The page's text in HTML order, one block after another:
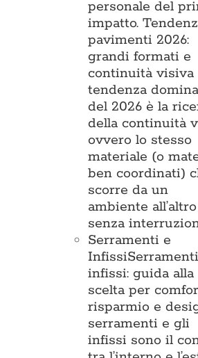
personale del
impatto.
pavimenti 2026:
grandi formati e
continuità visiva
tendenza
del 2026 è la
della continuità
ovvero lo stesso
materiale (o
ben coordinati)
scorre da un
ambiente all’altro
senza
Serramenti e
Infissi
infissi: guida alla
scelta per
risparmio e
serramenti e gli
infissi sono il